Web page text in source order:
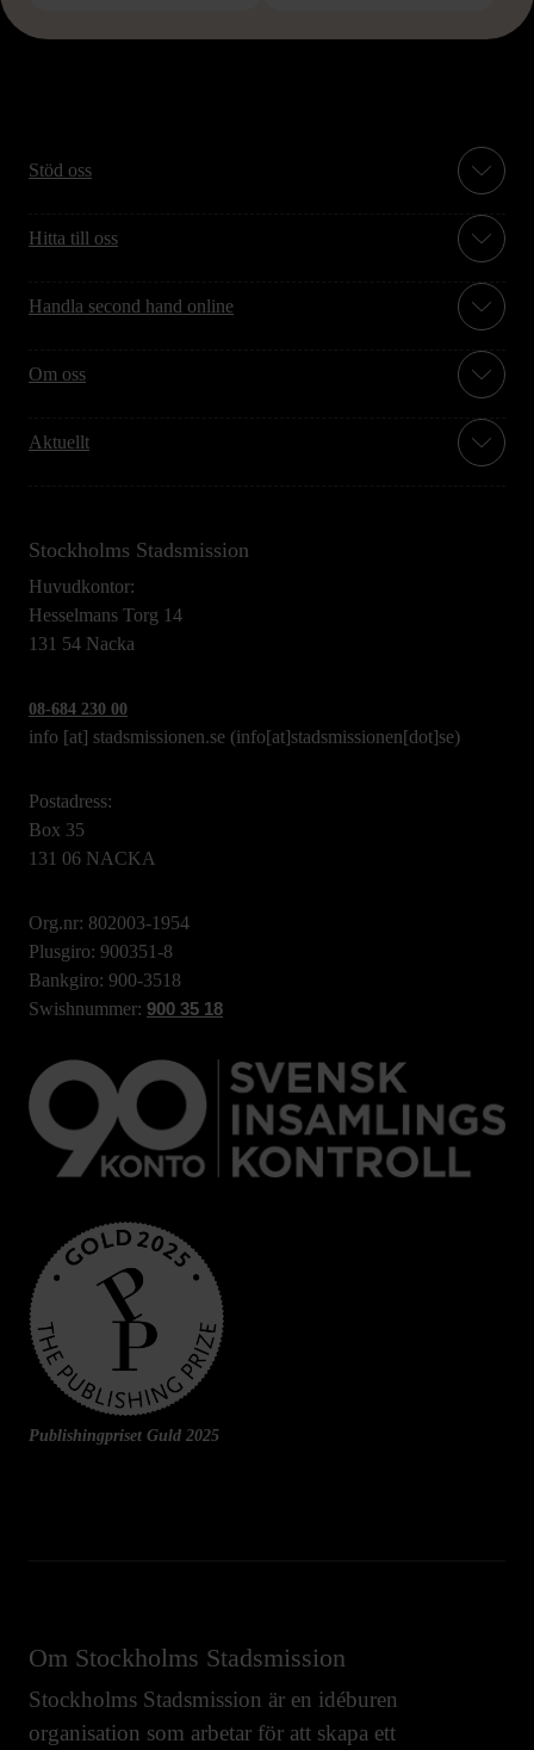
Stöd oss
Hitta till oss
Handla second hand online
Om oss
Aktuellt
Stockholms Stadsmission
Huvudkontor:
Hesselmans Torg 14
131 54 Nacka
08-684 230 00
info [at] stadsmissionen.se (info[at]stadsmissionen[dot]se)
Postadress:
Box 35
131 06 NACKA
Org.nr: 802003-1954
Plusgiro: 900351-8
Bankgiro: 900-3518
Swishnummer: 900 35 18
Publishingpriset Guld 2025
Om Stockholms Stadsmission
Stockholms Stadsmission är en idéburen
organisation som arbetar för att skapa ett